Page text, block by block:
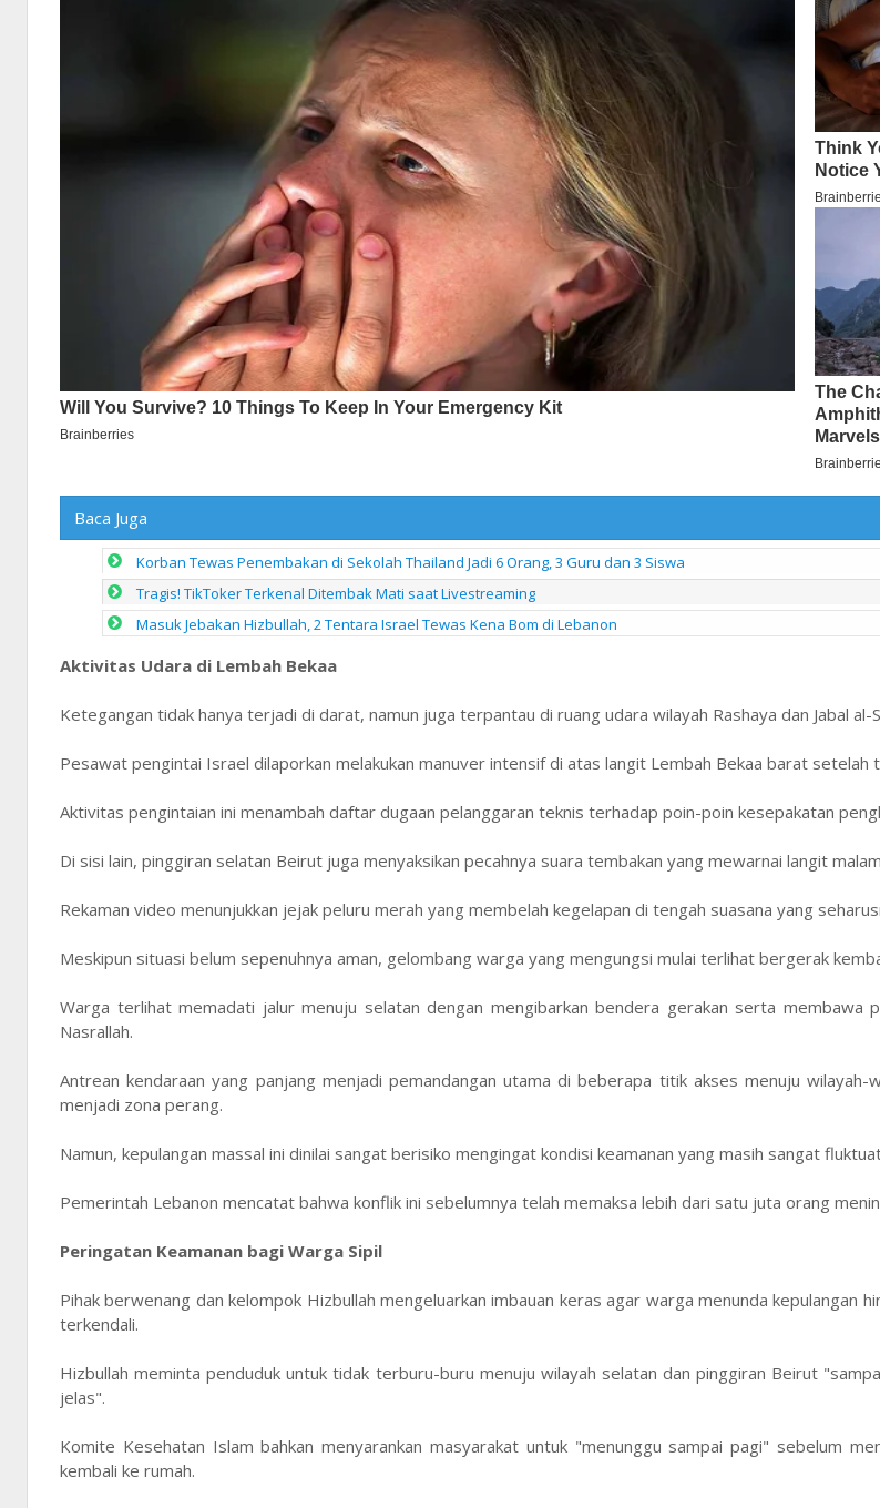
Baca Juga
Korban Tewas Penembakan di Sekolah Thailand Jadi 6 Orang, 3 Guru dan 3 Siswa
Tragis! TikToker Terkenal Ditembak Mati saat Livestreaming
Masuk Jebakan Hizbullah, 2 Tentara Israel Tewas Kena Bom di Lebanon
Aktivitas Udara di Lembah Bekaa
Ketegangan tidak hanya terjadi di darat, namun juga terpantau di ruang udara wilayah Rashaya dan Jabal al-
Pesawat pengintai Israel dilaporkan melakukan manuver intensif di atas langit Lembah Bekaa barat setelah
Aktivitas pengintaian ini menambah daftar dugaan pelanggaran teknis terhadap poin-poin kesepakatan
Di sisi lain, pinggiran selatan Beirut juga menyaksikan pecahnya suara tembakan yang mewarnai langit
Rekaman video menunjukkan jejak peluru merah yang membelah kegelapan di tengah suasana yang
Meskipun situasi belum sepenuhnya aman, gelombang warga yang mengungsi mulai terlihat bergerak
Warga terlihat memadati jalur menuju selatan dengan mengibarkan bendera gerakan serta membawa
Nasrallah.
Antrean kendaraan yang panjang menjadi pemandangan utama di beberapa titik akses menuju wilayah-
menjadi zona perang.
Namun, kepulangan massal ini dinilai sangat berisiko mengingat kondisi keamanan yang masih sangat
Pemerintah Lebanon mencatat bahwa konflik ini sebelumnya telah memaksa lebih dari satu juta orang
Peringatan Keamanan bagi Warga Sipil
Pihak berwenang dan kelompok Hizbullah mengeluarkan imbauan keras agar warga menunda kepulangan
terkendali.
Hizbullah meminta penduduk untuk tidak terburu-buru menuju wilayah selatan dan pinggiran Beirut
jelas".
Komite Kesehatan Islam bahkan menyarankan masyarakat untuk "menunggu sampai pagi" sebelum
kembali ke rumah.